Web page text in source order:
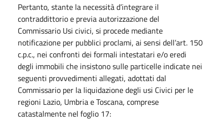
Pertanto, stante la necessità d’integrare il
contraddittorio e previa autorizzazione del
Commissario Usi civici, si procede mediante
notificazione per pubblici proclami, ai sensi dell’art. 150
c.p.c., nei confronti dei formali intestatari e/o eredi
degli immobili che insistono sulle particelle indicate nei
seguenti provvedimenti allegati, adottati dal
Commissario per la liquidazione degli usi Civici per le
regioni Lazio, Umbria e Toscana, comprese
catastalmente nel foglio 17: